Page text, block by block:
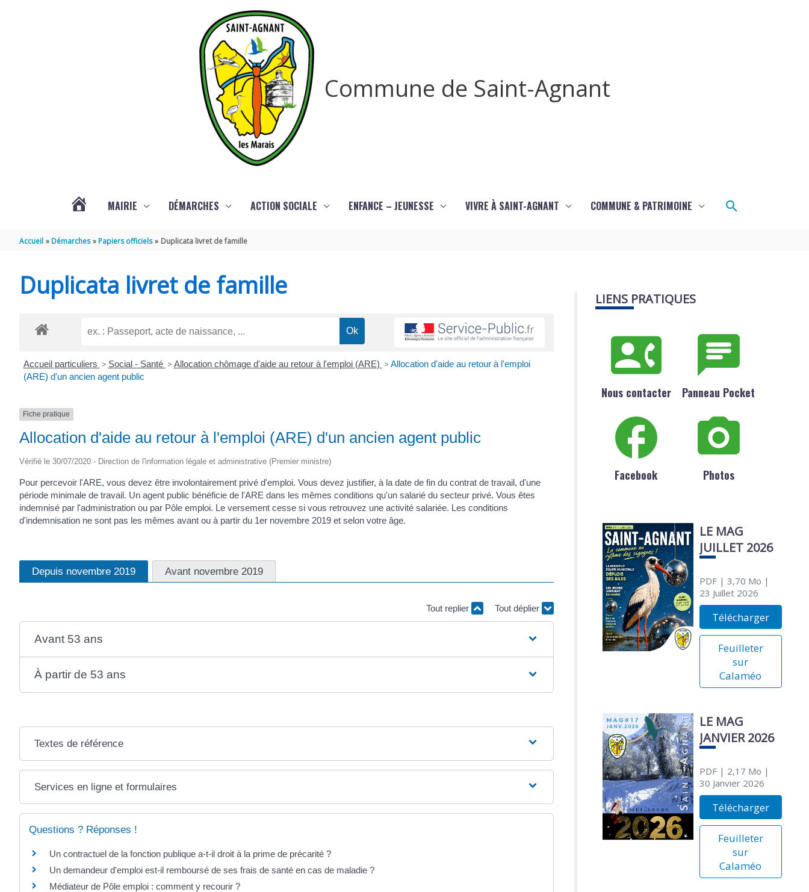
Commune de Saint-Agnant
MAIRIE DÉMARCHES ACTION SOCIALE ENFANCE – JEUNESSE VIVRE À SAINT-AGNANT COMMUNE & PATRIMOINE Rechercher
Accueil Démarches Papiers officiels Duplicata livret de famille
Duplicata livret de famille
Accueil particuliers > Social - Santé > Allocation chômage d'aide au retour à l'emploi (ARE) > Allocation d'aide au retour à l'emploi
(ARE) d'un ancien agent public
Fiche pratique
Allocation d'aide au retour à l'emploi (ARE) d'un ancien agent public
Vérifié le 30/07/2020 - Direction de l'information légale et administrative (Premier ministre)
Pour percevoir l'ARE, vous devez être involontairement privé d'emploi. Vous devez justifier, à la date de fin du contrat de travail, d'une
période minimale de travail. Un agent public bénéficie de l'ARE dans les mêmes conditions qu'un salarié du secteur privé. Vous êtes
indemnisé par l'administration ou par Pôle emploi. Le versement cesse si vous retrouvez une activité salariée. Les conditions
d'indemnisation ne sont pas les mêmes avant ou à partir du 1er novembre 2019 et selon votre âge.
Depuis novembre 2019 Avant novembre 2019
Tout replier Tout déplier
Avant 53 ans
À partir de 53 ans
Textes de référence
Services en ligne et formulaires
Questions ? Réponses !
Un contractuel de la fonction publique a-t-il droit à la prime de précarité ?
Un demandeur d'emploi est-il remboursé de ses frais de santé en cas de maladie ?
Médiateur de Pôle emploi : comment y recourir ?
LIENS PRATIQUES
Nous contacter Panneau Pocket
Facebook Photos
LE MAG
JUILLET 2026
PDF| 3,70 Mo |
23 Juillet 2026
Télécharger
Feuilleter
sur
Calaméo
LE MAG
JANVIER 2026
PDF| 2,17 Mo |
30 Janvier 2026
Télécharger
Feuilleter
sur
Calaméo